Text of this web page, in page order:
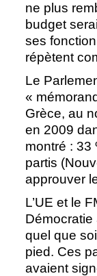
ne plus
budget
ses
répètent
Le
«
Grèce, au
en 2009
montré : 33
partis
approuver
L’UE et le
Démocratie
quel que
pied. Ces
avaient